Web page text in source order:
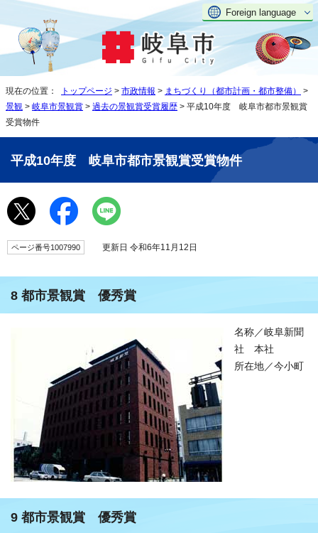
Foreign language
現在の位置： トップページ > 市政情報 > まちづくり（都市計画・都市整備）
>
景観 > 岐阜市景観賞 > 過去の景観賞受賞履歴 > 平成10年度 岐阜市都市景観賞
受賞物件
平成10年度 岐阜市都市景観賞受賞物件
ページ番号1007990 更新日 令和6年11月12日
8 都市景観賞 優秀賞
名称／岐阜新聞
社 本社
所在地／今小町
9 都市景観賞 優秀賞